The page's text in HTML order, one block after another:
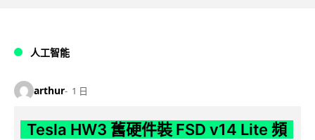
人工智能
arthur 1 日
Tesla HW3 舊硬件裝 FSD v14 Lite 頻